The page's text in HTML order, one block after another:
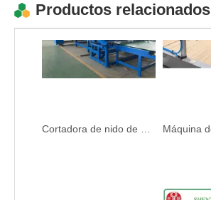
Productos relacionados
Cortadora de nido de abeja de papel IKEA de bajo costo